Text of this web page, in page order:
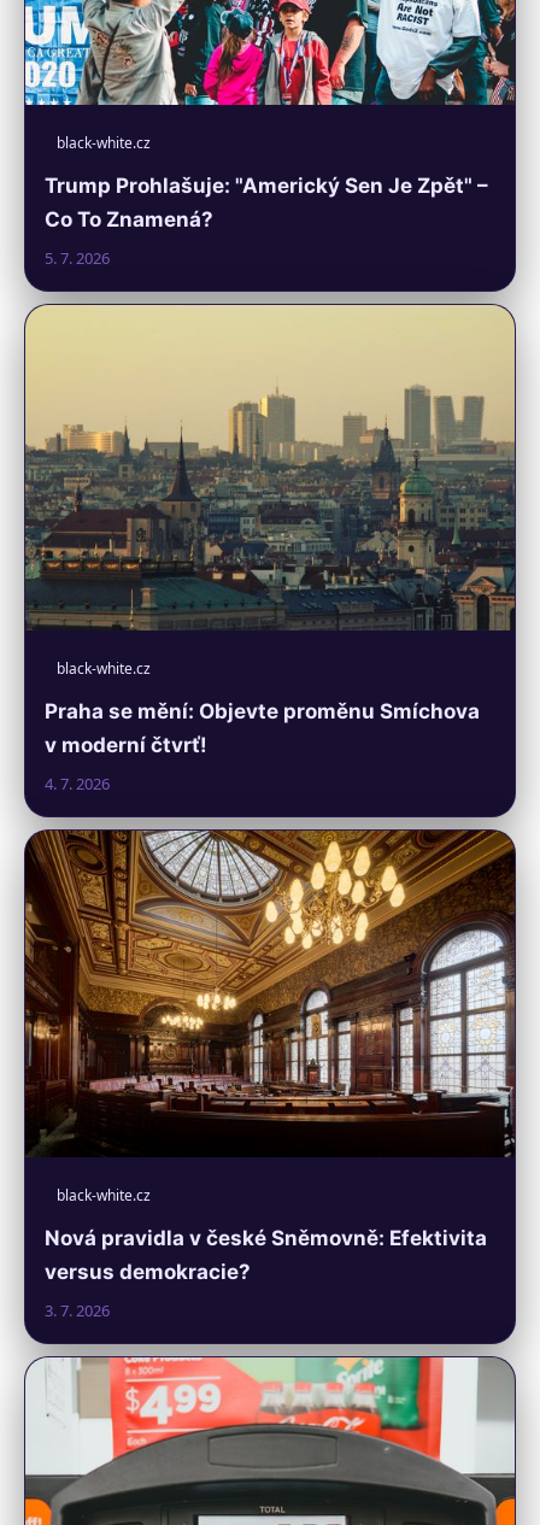
black-white.cz
Trump Prohlašuje: "Americký Sen Je Zpět" –
Co To Znamená?
5. 7. 2026
black-white.cz
Praha se mění: Objevte proměnu Smíchova
v moderní čtvrť!
4. 7. 2026
black-white.cz
Nová pravidla v české Sněmovně: Efektivita
versus demokracie?
3. 7. 2026